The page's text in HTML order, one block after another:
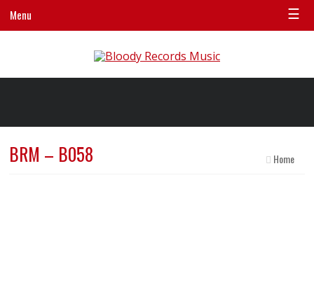
Menu ☰
BRM – B058 Home